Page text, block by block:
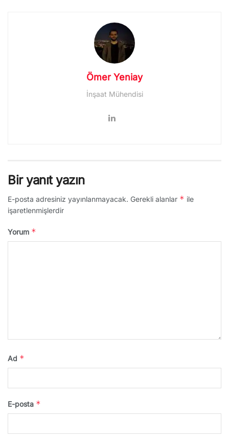
Ömer Yeniay
İnşaat Mühendisi
Bir yanıt yazın
E-posta adresiniz yayınlanmayacak. Gerekli alanlar * ile
işaretlenmişlerdir
Yorum *
Ad *
E-posta *